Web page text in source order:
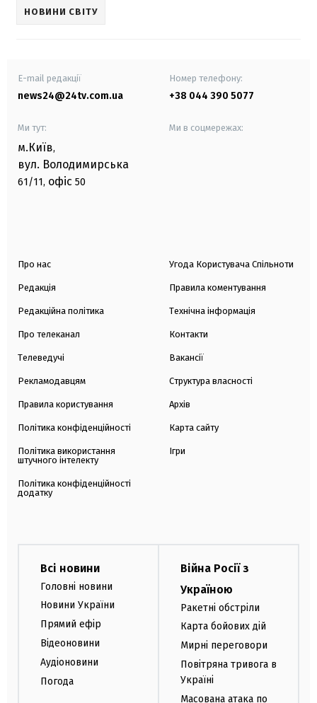
НОВИНИ СВІТУ
E-mail редакції
news24@24tv.com.ua
Номер телефону:
+38 044 390 5077
Ми тут:
м.Київ,
вул. Володимирська
61/11, офіс 50
Ми в соцмережах:
Про нас
Редакція
Редакційна політика
Про телеканал
Телеведучі
Рекламодавцям
Правила користування
Політика конфіденційності
Політика використання
штучного інтелекту
Політика конфіденційності
додатку
Угода Користувача Спільноти
Правила коментування
Технічна інформація
Контакти
Вакансії
Структура власності
Архів
Карта сайту
Ігри
Всі новини
Головні новини
Новини України
Прямий ефір
Відеоновини
Аудіоновини
Погода
Війна Росії з
Україною
Ракетні обстріли
Карта бойових дій
Мирні переговори
Повітряна тривога в
Україні
Масована атака по